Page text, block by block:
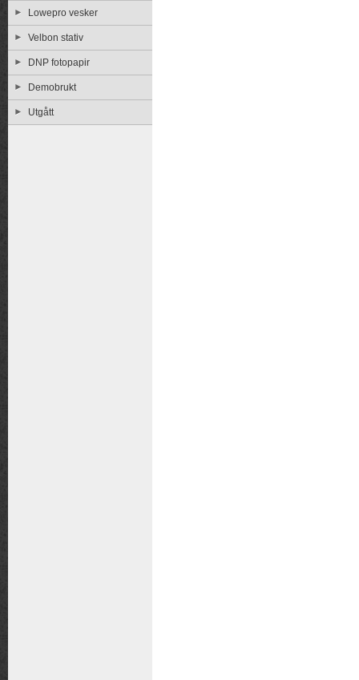
Lowepro vesker
Velbon stativ
DNP fotopapir
Demobrukt
Utgått